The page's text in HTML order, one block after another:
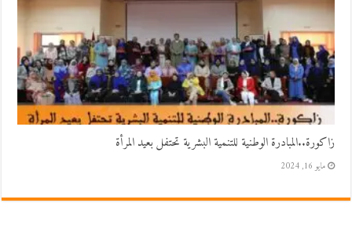
زاكورة..المبادرة الوطنية للتنمية البشرية تحتفل بعيد المرأة
مايو 16, 2024